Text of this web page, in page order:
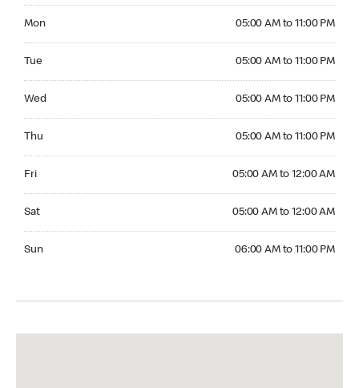
Mon 05:00 AM to 11:00 PM
Tue 05:00 AM to 11:00 PM
Wed 05:00 AM to 11:00 PM
Thu 05:00 AM to 11:00 PM
Fri 05:00 AM to 12:00 AM
Sat 05:00 AM to 12:00 AM
Sun 06:00 AM to 11:00 PM